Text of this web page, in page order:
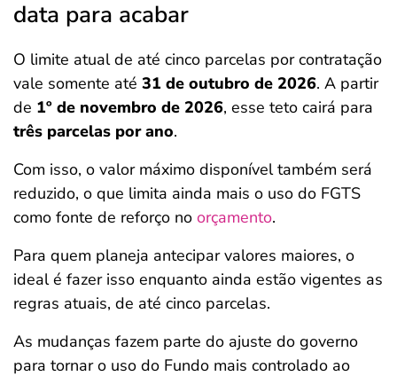
data para acabar
O limite atual de até cinco parcelas por contratação
vale somente até 31 de outubro de 2026. A partir
de 1º de novembro de 2026, esse teto cairá para
três parcelas por ano.
Com isso, o valor máximo disponível também será
reduzido, o que limita ainda mais o uso do FGTS
como fonte de reforço no orçamento.
Para quem planeja antecipar valores maiores, o
ideal é fazer isso enquanto ainda estão vigentes as
regras atuais, de até cinco parcelas.
As mudanças fazem parte do ajuste do governo
para tornar o uso do Fundo mais controlado ao